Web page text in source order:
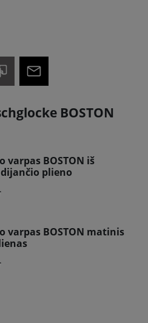
BOSTON
varpas BOSTON iš
plieno
varpas BOSTON matinis